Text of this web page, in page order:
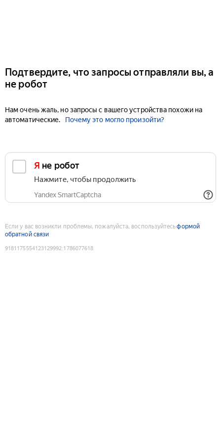
Подтвердите, что запросы отправляли вы, а
не робот
Нам очень жаль, но запросы с вашего устройства похожи на
автоматические.
Почему это могло произойти?
Я не робот
Нажмите, чтобы продолжить
Yandex SmartCaptcha
Если у вас возникли проблемы, пожалуйста, воспользуйтесьформой
обратной связи
9181175554123129992:1786077618